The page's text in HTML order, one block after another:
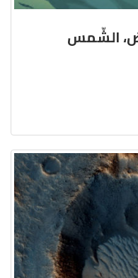
الشّمس